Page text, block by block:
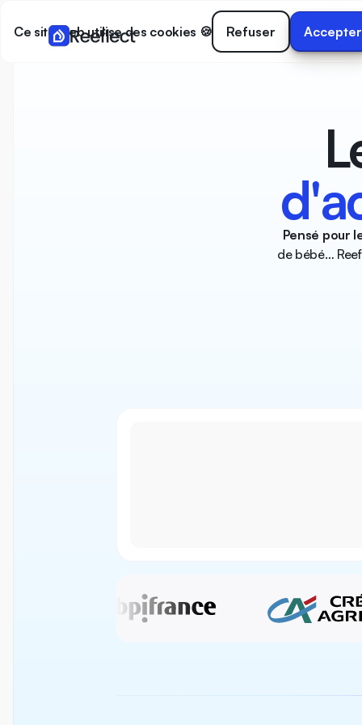
Ce site web utilise des cookies 🍪 Refuser Accepter
Pensé pour
de bébé…